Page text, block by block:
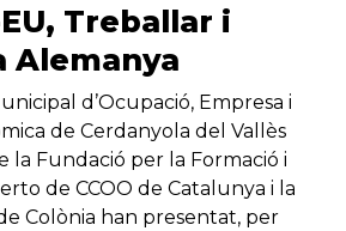
Treballar i
Alemanya
d’Ocupació, Empresa i
de Cerdanyola del Vallès
la Fundació per la Formació i
de CCOO de Catalunya i la
Colònia han presentat, per